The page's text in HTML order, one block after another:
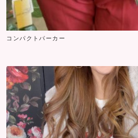
コンパクトパーカー